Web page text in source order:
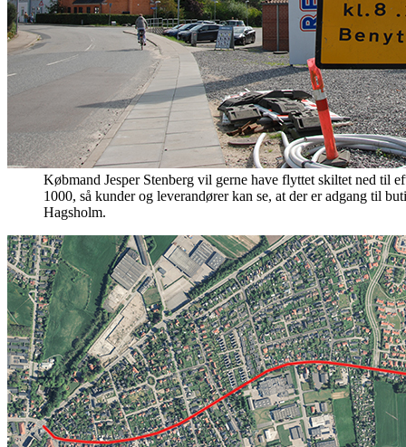
Købmand Jesper Stenberg vil gerne have flyttet skiltet ned til
1000, så kunder og leverandører kan se, at der er adgang til
Hagsholm.